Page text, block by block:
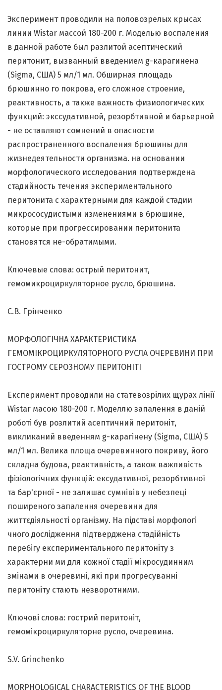
Эксперимент проводили на половозрелых крысах
линии Wistar массой 180-200 г. Моделью воспаления
в данной работе был разлитой асептический
перитонит, вызванный введением g-карагинена
(Sigma, США) 5 мл/1 мл. Обширная площадь
брюшинно го покрова, его сложное строение,
реактивность, а также важность физиологических
функций: экссудативной, резорбтивной и барьерной
- не оставляют сомнений в опасности
распространенного воспаления брюшины для
жизнедеятельности организма. на основании
морфологического исследования подтверждена
стадийность течения экспериментального
перитонита с характерными для каждой стадии
микрососудистыми изменениями в брюшине,
которые при прогрессировании перитонита
становятся не-обратимыми.
Ключевые слова: острый перитонит,
гемомикроциркуляторное русло, брюшина.
С.В. Грінченко
МОРФОЛОГІЧНА ХАРАКТЕРИСТИКА
ГЕМОМІКРОЦИРКУЛЯТОРНОГО РУСЛА ОЧЕРЕВИНИ ПРИ
ГОСТРОМУ СЕРОЗНОМУ ПЕРИТОНІТІ
Експеримент проводили на статевозрілих щурах лінії
Wistar масою 180-200 г. Моделлю запалення в даній
роботі був розлитий асептичний перитоніт,
викликаний введенням g-карагінену (Sigma, США) 5
мл/1 мл. Велика площа очеревинного покриву, його
складна будова, реактивність, а також важливість
фізіологічних функцій: ексудативної, резорбтивної
та бар'єрної - не залишає сумнівів у небезпеці
поширеного запалення очеревини для
життєдіяльності організму. На підставі морфологі
чного дослідження підтверджена стадійність
перебігу експериментального перитоніту з
характерни ми для кожної стадії мікросудинним
змінами в очеревині, які при прогресуванні
перитоніту стають незворотними.
Ключові слова: гострий перитоніт,
гемомікроциркуляторне русло, очеревина.
S.V. Grinchenko
MORPHOLOGICAL CHARACTERISTICS OF THE BLOOD